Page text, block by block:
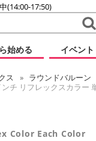
(14:00-17:50)
始める イベン
ス
ラウンドバルーン
チ リフレックスカラー
Color Each Color